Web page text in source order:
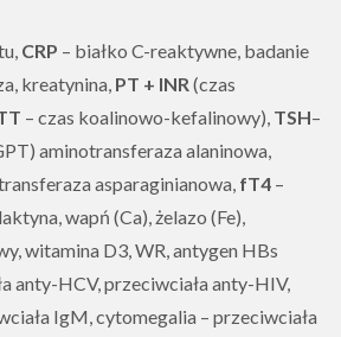
CRP – białko C-reaktywne, badanie
kreatynina, PT + INR (czas
– czas koalinowo-kefalinowy), TSH–
aminotransferaza alaninowa,
asparaginianowa, fT4 –
wapń (Ca), żelazo (Fe),
witamina D3, WR, antygen HBs
anty-HCV, przeciwciała anty-HIV,
IgM, cytomegalia – przeciwciała